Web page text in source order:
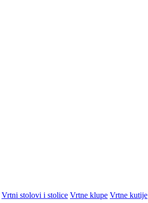
Vrtni stolovi i stolice Vrtne klupe Vrtne kutije